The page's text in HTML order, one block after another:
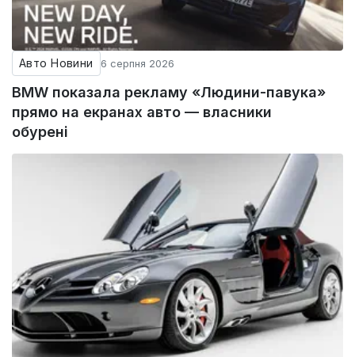
Авто Новини 6 серпня 2026
BMW показала рекламу «Людини-павука»
прямо на екранах авто — власники
обурені